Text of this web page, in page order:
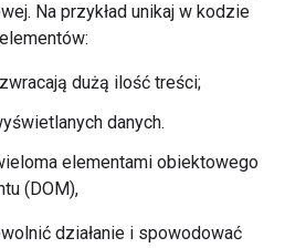
Na przykład unikaj w kodzie
dużą ilość treści;
danych.
elementami obiektowego
(DOM),
działanie i spowodować